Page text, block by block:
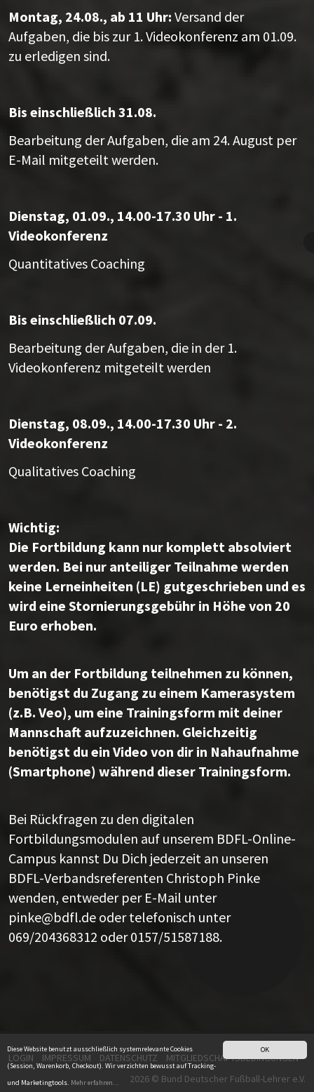
OK
Diese Website benutzt ausschließlich systemrelevante Cookies
(Session, Warenkorb, Checkout). Wir verzichten bewusst auf Tracking-
und Marketingtools. Mehr erfahren...
Montag, 24.08., ab 11 Uhr: Versand der
Aufgaben, die bis zur 1. Videokonferenz am 01.09.
zu erledigen sind.
Bis einschließlich 31.08.
Bearbeitung der Aufgaben, die am 24. August per
E-Mail mitgeteilt werden.
Dienstag, 01.09., 14.00-17.30 Uhr - 1.
Videokonferenz
Quantitatives Coaching
Bis einschließlich 07.09.
Bearbeitung der Aufgaben, die in der 1.
Videokonferenz mitgeteilt werden
Dienstag, 08.09., 14.00-17.30 Uhr - 2.
Videokonferenz
Qualitatives Coaching
Wichtig:
Die Fortbildung kann nur komplett absolviert
werden. Bei nur anteiliger Teilnahme werden
keine Lerneinheiten (LE) gutgeschrieben und es
wird eine Stornierungsgebühr in Höhe von 20
Euro erhoben.
Um an der Fortbildung teilnehmen zu können,
benötigst du Zugang zu einem Kamerasystem
(z.B. Veo), um eine Trainingsform mit deiner
Mannschaft aufzuzeichnen. Gleichzeitig
benötigst du ein Video von dir in Nahaufnahme
(Smartphone) während dieser Trainingsform.
Bei Rückfragen zu den digitalen
Fortbildungsmodulen auf unserem BDFL-Online-
Campus kannst Du Dich jederzeit an unseren
BDFL-Verbandsreferenten Christoph Pinke
wenden, entweder per E-Mail unter
pinke@bdfl.de oder telefonisch unter
069/204368312 oder 0157/51587188.
LOGIN IMPRESSUM DATENSCHUTZ
MITGLIEDSCHAFTSBEDINGUNGEN
2026 © Bund Deutscher Fußball-Lehrer e.V.